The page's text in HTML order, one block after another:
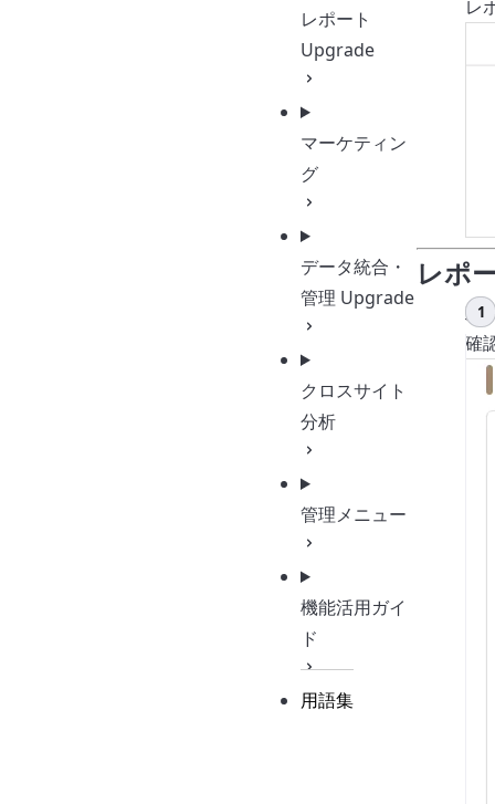
レポート
Upgrade
マーケティン
グ
データ統合・
管理 Upgrade
クロスサイト
分析
管理メニュー
機能活用ガイ
ド
用語集
レ
レポ
対
確